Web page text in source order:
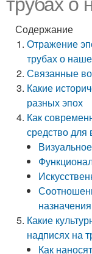
Содержание
Отражение
трубах о
Связанные
Какие
разных эпох
Как
средство
назначения
Какие
надписях на
Как